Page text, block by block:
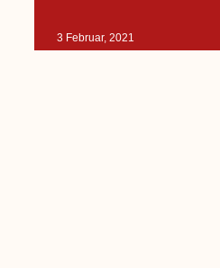
3 Februar, 2021